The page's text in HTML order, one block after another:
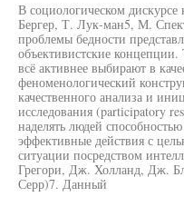
В социологическом
Бергер, Т. Лук-ман5, М.
проблемы бедности
объективистские
всё активнее выбирают в
феноменологический
качественного анализа и
исследования (participatory
наделять людей
эффективные действия с
ситуации посредством
Грегори, Дж. Холланд, Дж.
Серр)7. Данный